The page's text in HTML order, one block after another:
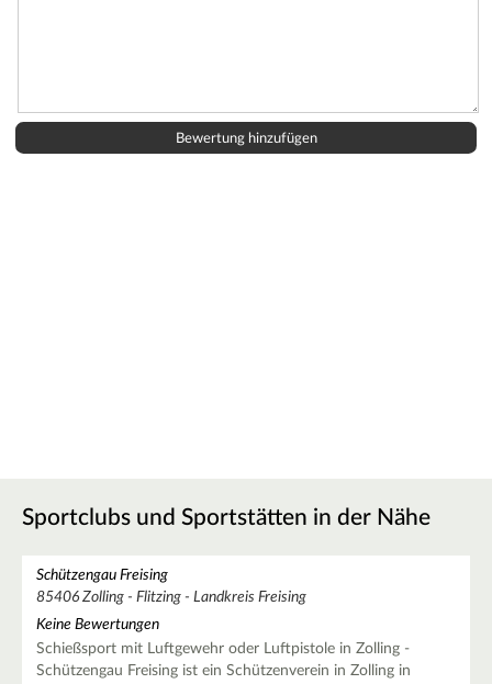
Sportclubs und Sportstätten in der Nähe
Schützengau Freising
85406 Zolling - Flitzing - Landkreis Freising
Keine Bewertungen
Schießsport mit Luftgewehr oder Luftpistole in Zolling -
Schützengau Freising ist ein Schützenverein in Zolling in